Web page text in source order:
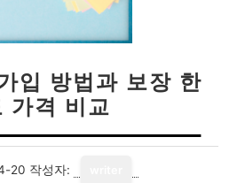
입 방법과 보장 한
가격 비교
20 작성자: